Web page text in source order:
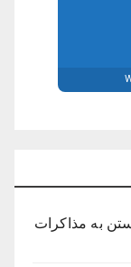
به مذاکرات